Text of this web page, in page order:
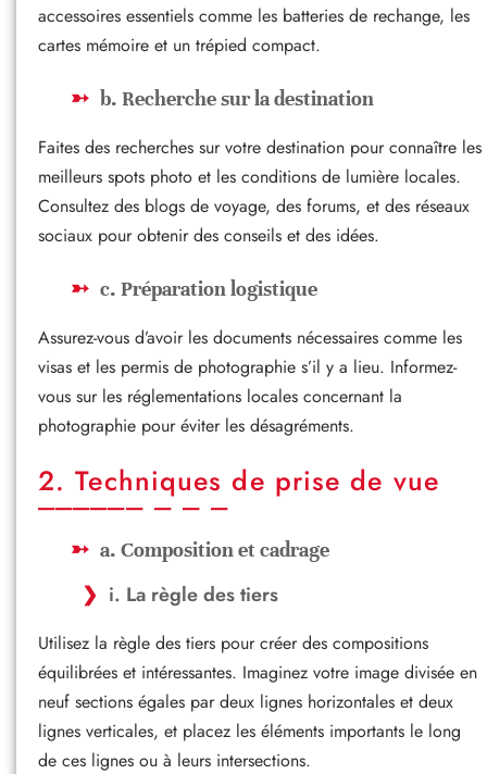
accessoires essentiels comme les batteries de rechange, les
cartes mémoire et un trépied compact.
b. Recherche sur la destination
Faites des recherches sur votre destination pour connaître les
meilleurs spots photo et les conditions de lumière locales.
Consultez des blogs de voyage, des forums, et des réseaux
sociaux pour obtenir des conseils et des idées.
c. Préparation logistique
Assurez-vous d’avoir les documents nécessaires comme les
visas et les permis de photographie s’il y a lieu. Informez-
vous sur les réglementations locales concernant la
photographie pour éviter les désagréments.
2. Techniques de prise de vue
a. Composition et cadrage
i. La règle des tiers
Utilisez la règle des tiers pour créer des compositions
équilibrées et intéressantes. Imaginez votre image divisée en
neuf sections égales par deux lignes horizontales et deux
lignes verticales, et placez les éléments importants le long
de ces lignes ou à leurs intersections.